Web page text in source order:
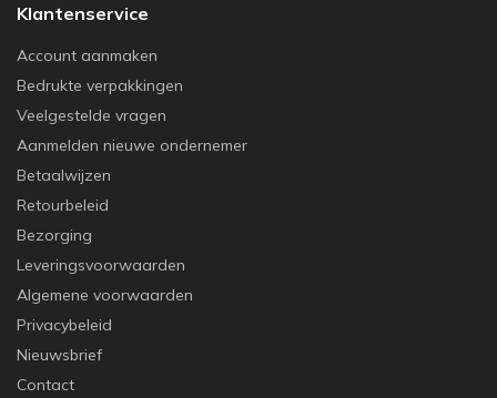
Klantenservice
Account aanmaken
Bedrukte verpakkingen
Veelgestelde vragen
Aanmelden nieuwe ondernemer
Betaalwijzen
Retourbeleid
Bezorging
Leveringsvoorwaarden
Algemene voorwaarden
Privacybeleid
Nieuwsbrief
Contact